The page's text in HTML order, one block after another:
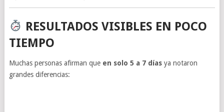
RESULTADOS VISIBLES EN POCO
TIEMPO
Muchas personas afirman que en solo 5 a 7 díasya notaron
grandes diferencias: